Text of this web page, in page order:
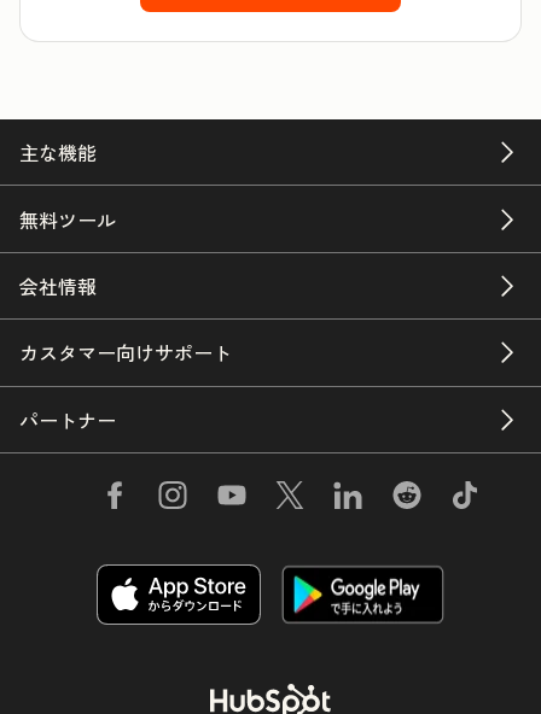
主な機能
無料ツール
会社情報
カスタマー向けサポート
パートナー